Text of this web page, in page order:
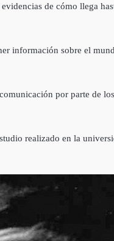
de cómo llega
información sobre el
por parte de
realizado en la